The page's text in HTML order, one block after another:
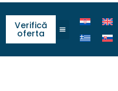
Verifică
oferta